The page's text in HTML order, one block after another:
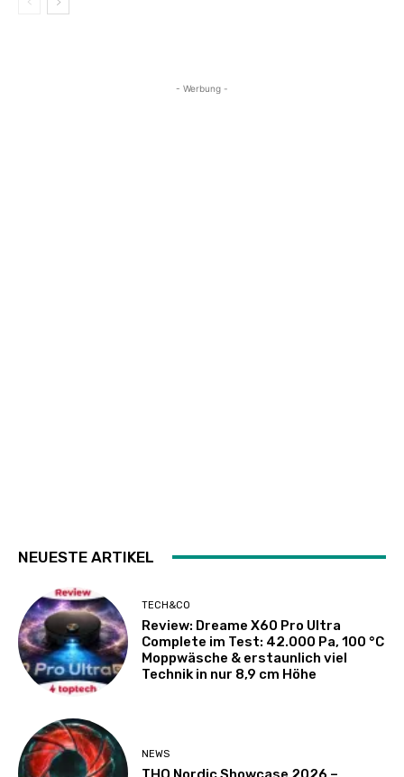
- Werbung -
NEUESTE ARTIKEL
TECH&CO
Review: Dreame X60 Pro Ultra
Complete im Test: 42.000 Pa, 100 °C
Moppwäsche & erstaunlich viel
Technik in nur 8,9 cm Höhe
NEWS